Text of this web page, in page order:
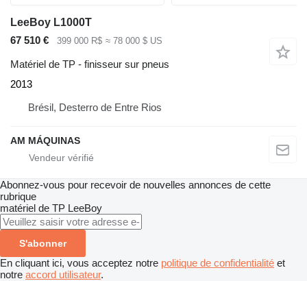
LeeBoy L1000T
67 510 €
399 000 R$ ≈ 78 000 $ US
Matériel de TP - finisseur sur pneus
2013
Brésil, Desterro de Entre Rios
AM MÁQUINAS
Abonnez-vous pour recevoir de nouvelles annonces de cette
rubrique
matériel de TP LeeBoy
S'abonner
En cliquant ici, vous acceptez notre politique de confidentialité et
notre accord utilisateur.